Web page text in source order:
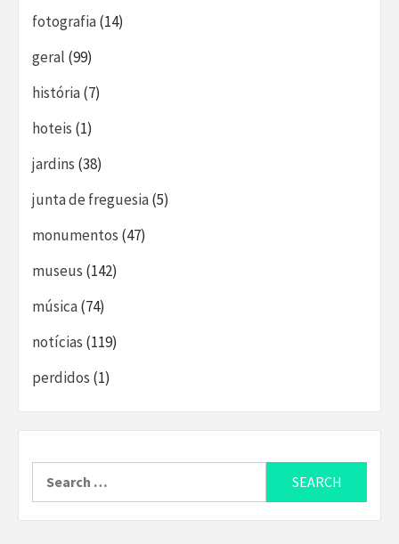
fotografia(14)
geral (99)
história(7)
hoteis (1)
jardins (38)
junta de freguesia(5)
monumentos (47)
museus (142)
música(74)
notícias (119)
perdidos (1)
for: